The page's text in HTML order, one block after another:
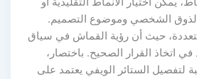
الذوق الشخصي وموضوع التصميم.
حيث أن رؤية القماش في سياق
اتخاذ القرار الصحيح. باختصار،
لتفصيل الستائر الويفي يعتمد على